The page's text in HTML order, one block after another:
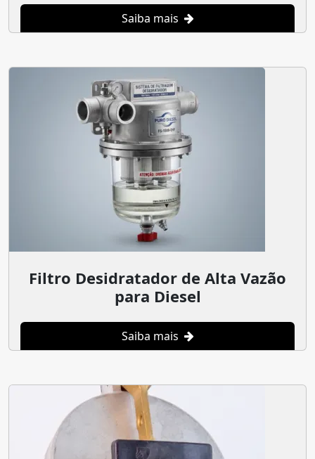
Saiba mais
Filtro Desidratador de Alta Vazão
para Diesel
Saiba mais